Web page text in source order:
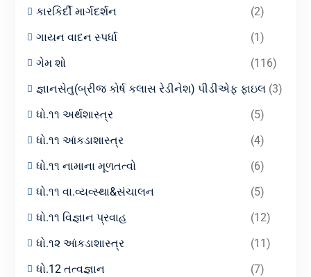
કારકિર્દી માર્ગદર્શન
(2)
ગાયન વાદન સ્પર્ધા
(1)
ગેમ શો
(116)
જ્ઞાનસેતુ(બ્રીજ કોર્ષ કલાસ રેડીનેશ) પીડીએફ ફાઇલ(3)
ધો.૧૧ અર્થશાસ્ત્ર
(5)
ધો.૧૧ આંકડાશાસ્ત્ર
(4)
ધો.૧૧ નામાના મૂળતત્વો
(6)
ધો.૧૧ વા.વ્યવ્સ્થા&સંચાલન
(5)
ધો.૧૧ વિજ્ઞાન પ્રવાહ
(12)
ધો.૧૨ આંકડાશાસ્ત્ર
(11)
ધો.12 તત્વજ્ઞાન
(7)